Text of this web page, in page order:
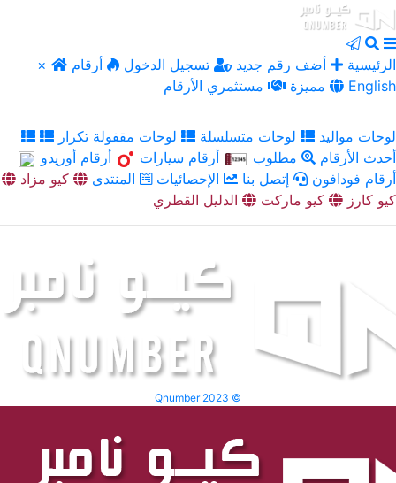
× الرئيسية أضف رقم جديد تسجيل الدخول
أرقام
مميزة
مستثمري الأرقام English
لوحات مواليد لوحات متسلسلة
لوحات مقفولة تكرار
أحدث الأرقام
مطلوب أرقام سيارات
أرقام أوريدو
أرقام فودافون
إتصل بنا الإحصائيات المنتدى
كيو مزاد
كيو كارز
كيو ماركت الدليل القطري
Qnumber 2023 ©